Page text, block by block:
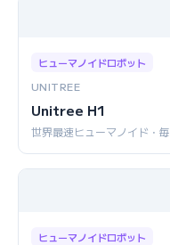
ヒューマノイドロボット
UNITREE
Unitree H1
世界最速ヒューマノイド・
ヒューマノイドロボット